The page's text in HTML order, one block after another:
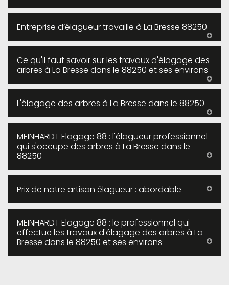
Entreprise d’élagueur travaille à La Bresse 88250
Ce qu'il faut savoir sur les travaux d'élagage des
arbres à La Bresse dans le 88250 et ses environs
L'élagage des arbres à La Bresse dans le 88250
MEINHARDT Elagage 88 : l'élagueur professionnel
qui s'occupe des arbres à La Bresse dans le
88250
Prix de notre artisan élagueur : abordable
MEINHARDT Elagage 88 : le professionnel qui
effectue les travaux d'élagage des arbres à La
Bresse dans le 88250 et ses environs